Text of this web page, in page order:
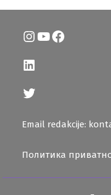
Instagram
YouTube
Facebook
LinkedIn
Twitter
Email redakcije:
Политика